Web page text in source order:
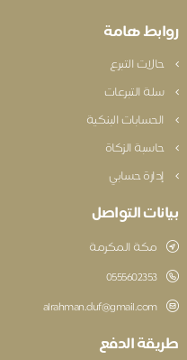
هامة
التبرع
التبرعات
البنكية
الزكاة
حسابي
التواصل
مكة المكرمة
‎0555602353
alrahman.duf@gmail.com
الدفع